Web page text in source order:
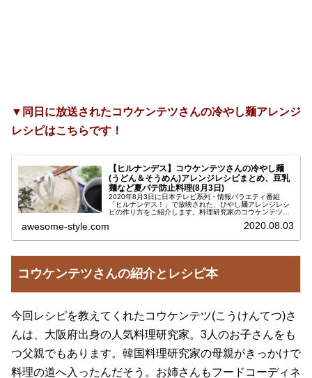
▼同日に放送されたコウケンテツさんの冷やし麺アレンジ
レシピはこちらです！
【ヒルナンデス】コウケンテツさんの冷やし麺
(うどん＆そうめん)アレンジレシピまとめ、豆乳
麺など夏バテ防止料理(8月3日)
2020年8月3日に日本テレビ系列・情報バラエティ番組
「ヒルナンデス！」で放映された、ひやし麺アレンジレシ
ピの作り方をご紹介します。料理研究家のコウケンテツさ
awesome-style.com 2020.08.03
コウケンテツさんの紹介とレシピ本
今回レシピを教えてくれたコウケンテツ(こうけんてつ)さ
んは、大阪府出身の人気料理研究家。3人のお子さんをも
つ父親でもあります。韓国料理研究家の母親がきっかけで
料理の道へ入ったんだそう。お姉さんもフードコーディネ